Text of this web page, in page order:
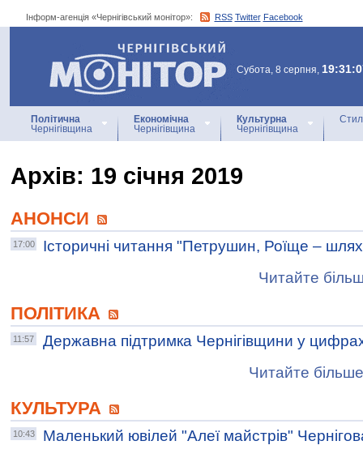
Інформ-агенція «Чернігівський монітор»: RSS Twitter Facebook
Інформ-агенція
«Чернігівський монітор»
Субота, 8 серпня,
Політична
Чернігівщина
Економічна
Чернігівщина
Культурна
Чернігівщина
Архiв: 19 січня 2019
АНОНСИ
17:00
Історичні читання "Петрушин, Роїще –
Читайте
ПОЛІТИКА
11:57
Державна підтримка Чернігівщини у
Читайте
КУЛЬТУРА
10:43
Маленький ювілей "Алеї майстрів"